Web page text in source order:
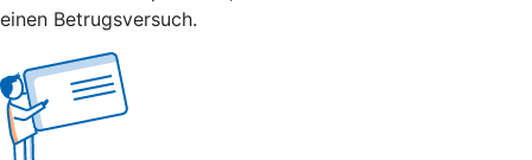
einen Betrugsversuch.